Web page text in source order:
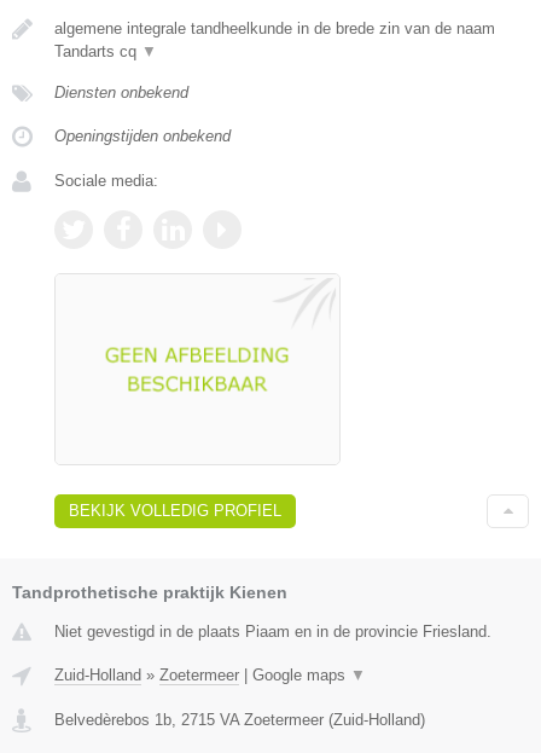
algemene integrale tandheelkunde in de brede zin van de naam
Tandarts cq ▼
Diensten onbekend
Openingstijden onbekend
Sociale media:
BEKIJK VOLLEDIG PROFIEL
Tandprothetische praktijk Kienen
Niet gevestigd in de plaats Piaam en in de provincie Friesland.
Zuid-Holland » Zoetermeer Google maps ▼
Belvedèrebos 1b 2715 VA Zoetermeer (Zuid-Holland)